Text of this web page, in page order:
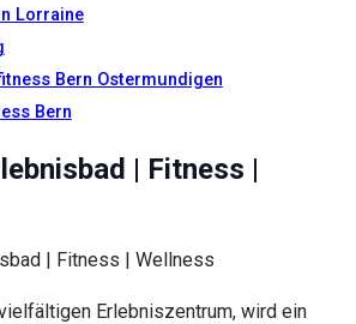
Lorraine
Bern Ostermundigen
Bern
| Fitness |
Erlebniszentrum, wird ein